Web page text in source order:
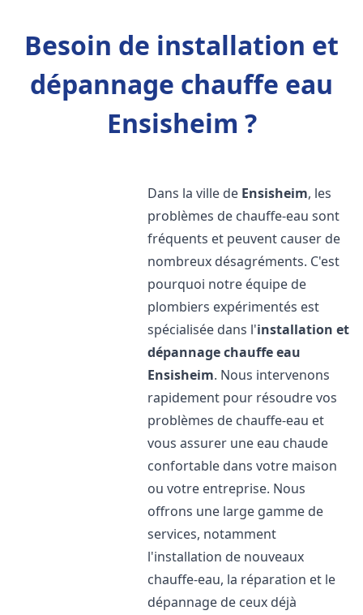
Besoin de installation et
dépannage chauffe eau
Ensisheim ?
Dans la ville de Ensisheim, les
problèmes de chauffe-eau sont
fréquents et peuvent causer de
nombreux désagréments. C'est
pourquoi notre équipe de
plombiers expérimentés est
spécialisée dans l'installation et
dépannage chauffe eau
Ensisheim. Nous intervenons
rapidement pour résoudre vos
problèmes de chauffe-eau et
vous assurer une eau chaude
confortable dans votre maison
ou votre entreprise. Nous
offrons une large gamme de
services, notamment
l'installation de nouveaux
chauffe-eau, la réparation et le
dépannage de ceux déjà